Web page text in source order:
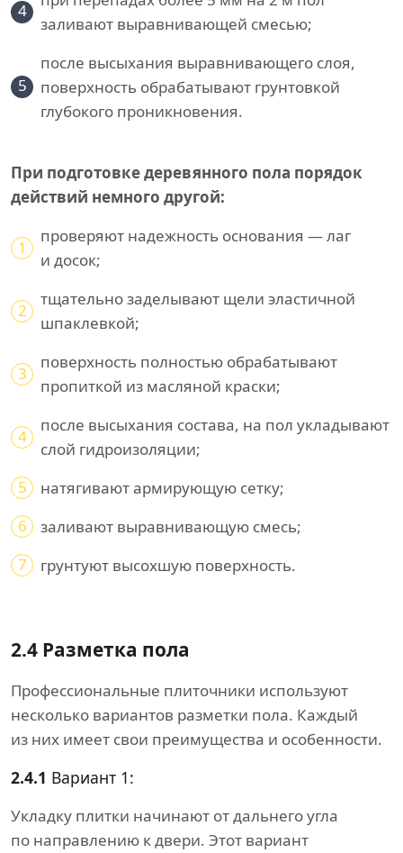
4
заливают выравнивающей смесью;
5
после высыхания выравнивающего слоя,
поверхность обрабатывают грунтовкой
глубокого проникновения.
При подготовке деревянного пола порядок
действий немного другой:
1
проверяют надежность основания — лаг
и досок;
2
тщательно заделывают щели эластичной
шпаклевкой;
3
поверхность полностью обрабатывают
пропиткой из масляной краски;
4
после высыхания состава, на пол укладывают
слой гидроизоляции;
5
натягивают армирующую сетку;
6
заливают выравнивающую смесь;
7
грунтуют высохшую поверхность.
2.4 Разметка пола
Профессиональные плиточники используют
несколько вариантов разметки пола. Каждый
из них имеет свои преимущества и особенности.
2.4.1 Вариант 1:
Укладку плитки начинают от дальнего угла
по направлению к двери. Этот вариант